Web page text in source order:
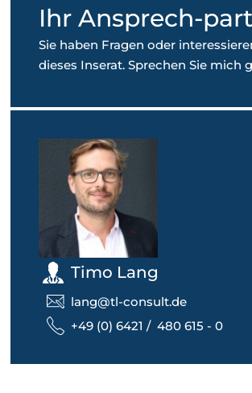
Ihr Ansprech-
Sie haben Fragen oder
dieses Inserat. Sprechen Sie mich
Timo Lang
lang@tl-consult.de
+49 (0) 6421 / 480 615 - 0